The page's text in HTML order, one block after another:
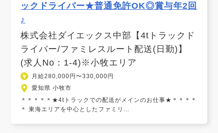
ックドライバー★普通免許OK◎賞与年2回
♪
株式会社ダイエックス中部【4tトラックド
ライバー/ファミレスルート配送(日勤)】
(求人No：1-4)※小牧エリア
月給280,000円〜330,000円
愛知県 小牧市
＊＊＊＊＊★4tトラックでの配送がメインのお仕事★＊＊＊＊
＊ 東海エリアを中心としたファミリ...